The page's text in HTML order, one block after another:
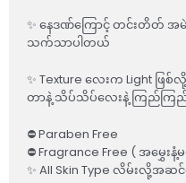
✨ နေဒဏ်ကြောင့် တင်းတိတ်
သက်သာပါတယ်
✨ Texture လေးက Light
တာနဲ့ သိပ်သိပ်လေးနဲ့ ကြည်ကြ
⛔️ Paraben Free
⛔️ Fragrance Free ( အမွှေးနံ့မ
✨ All Skin Type လိမ်းလို့အဆ